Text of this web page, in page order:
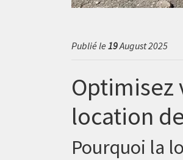
Publié le 19August 2025
Optimisez
location
Pourquoi la